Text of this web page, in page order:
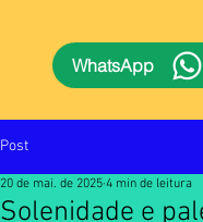
WhatsApp
Post
Solenidade e
20 de mai. de 2025 4 min de leitura